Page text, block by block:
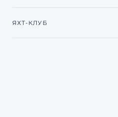
ЯХТ-КЛУБ